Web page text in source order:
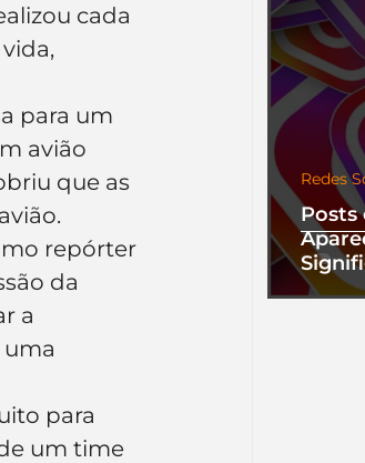
Posts
Perfil
Redes
cada
para um
avião
que as
repórter
da
a
uma
para
um time